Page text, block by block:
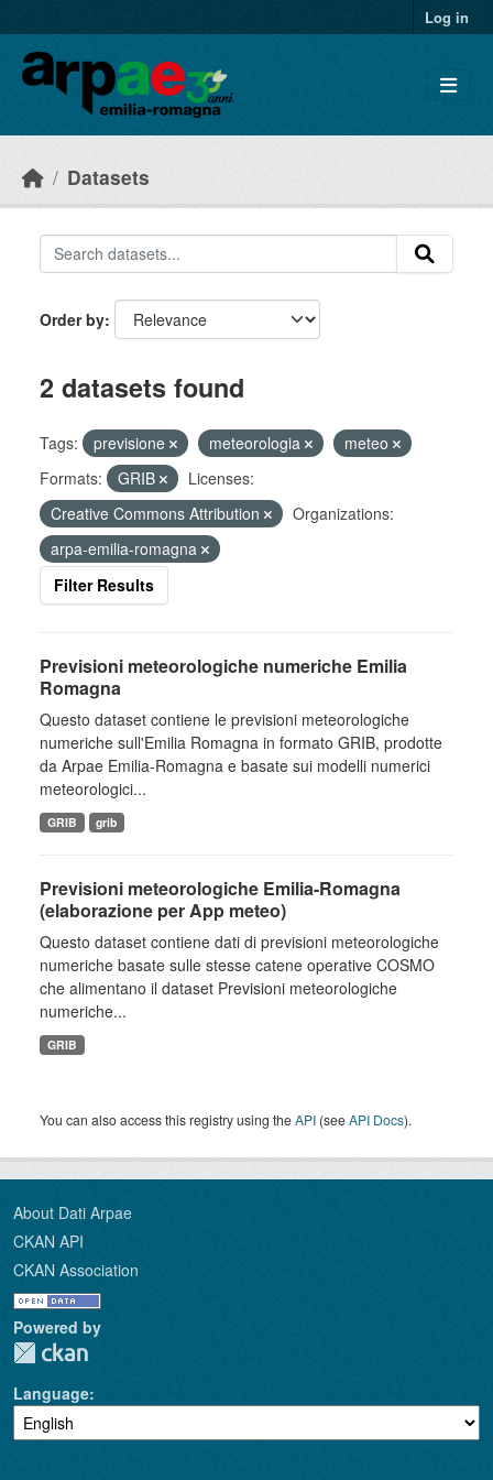
Log in
Datasets
Order by
2 datasets found
Tags: previsione meteorologia
meteo
Formats:
GRIB
Licenses:
Creative Commons Attribution
Organizations:
arpa-emilia-romagna
Filter Results
Previsioni meteorologiche numeriche Emilia
Romagna
Questo dataset contiene le previsioni meteorologiche
numeriche sull'Emilia Romagna in formato GRIB, prodotte
da Arpae Emilia-Romagna e basate sui modelli numerici
meteorologici...
GRIB grib
Previsioni meteorologiche Emilia-Romagna
(elaborazione per App meteo)
Questo dataset contiene dati di previsioni meteorologiche
numeriche basate sulle stesse catene operative COSMO
che alimentano il dataset Previsioni meteorologiche
numeriche...
GRIB
You can also access this registry using theAPI (seeAPI Docs).
About Dati Arpae
CKAN API
CKAN Association
Powered by
Language